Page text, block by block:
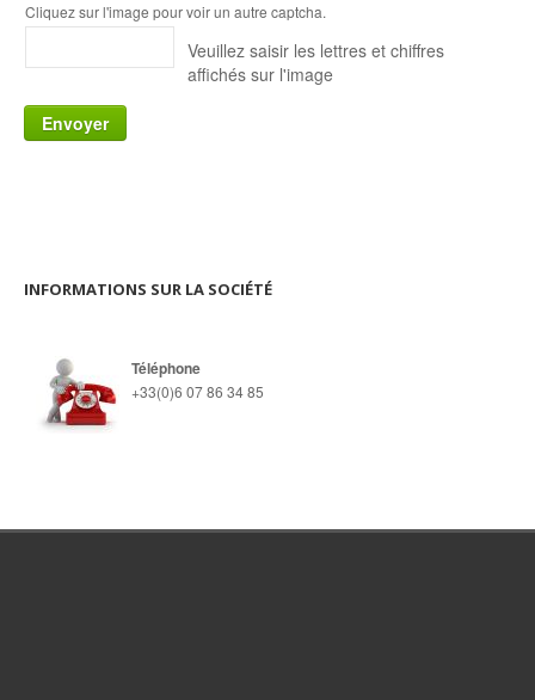
Cliquez sur l'image pour voir un autre captcha.
Veuillez saisir les lettres et chiffres
affichés sur l'image
INFORMATIONS SUR LA SOCIÉTÉ
Téléphone
+33(0)6 07 86 34 85